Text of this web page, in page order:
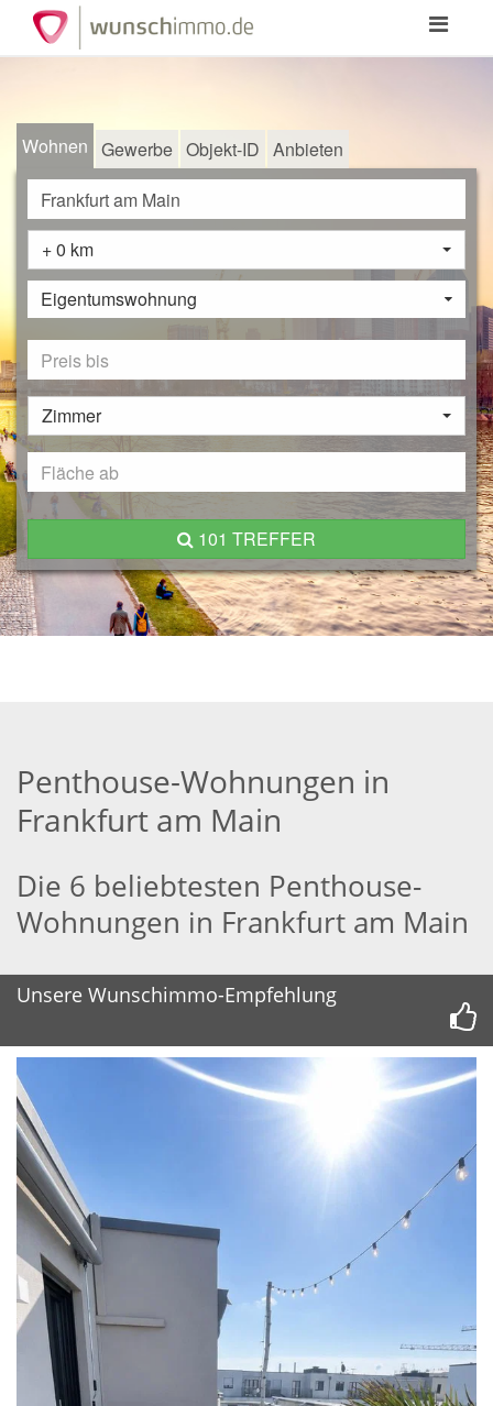
Toggle
Wohnen Gewerbe Objekt-ID Anbieten
+ 0 km
Eigentumswohnung
Zimmer
101 TREFFER
Penthouse-Wohnungen in
Frankfurt am Main
Die 6 beliebtesten Penthouse-
Wohnungen in Frankfurt am Main
Unsere Wunschimmo-Empfehlung